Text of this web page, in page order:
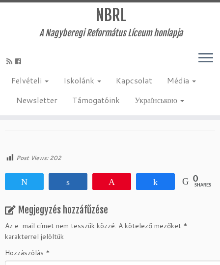
content
NBRL
A Nagyberegi Református Líceum honlapja
Felvételi Iskolánk Kapcsolat
Média
Newsletter
Támogatóink Українською
Post Views:202
Share 0
SHARES
Megjegyzés hozzáfűzése
Az e-mail címet nem tesszük közzé. A kötelező mezőket *
karakterrel jelöltük
Hozzászólás *